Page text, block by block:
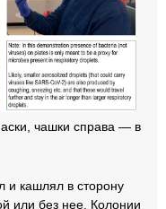
чашки справа — в
и кашлял в сторону
или без нее. Колонии